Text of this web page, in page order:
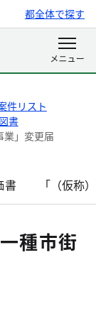
都全体で探す
件リスト
書
業」変更届
書 「（仮称
種市街